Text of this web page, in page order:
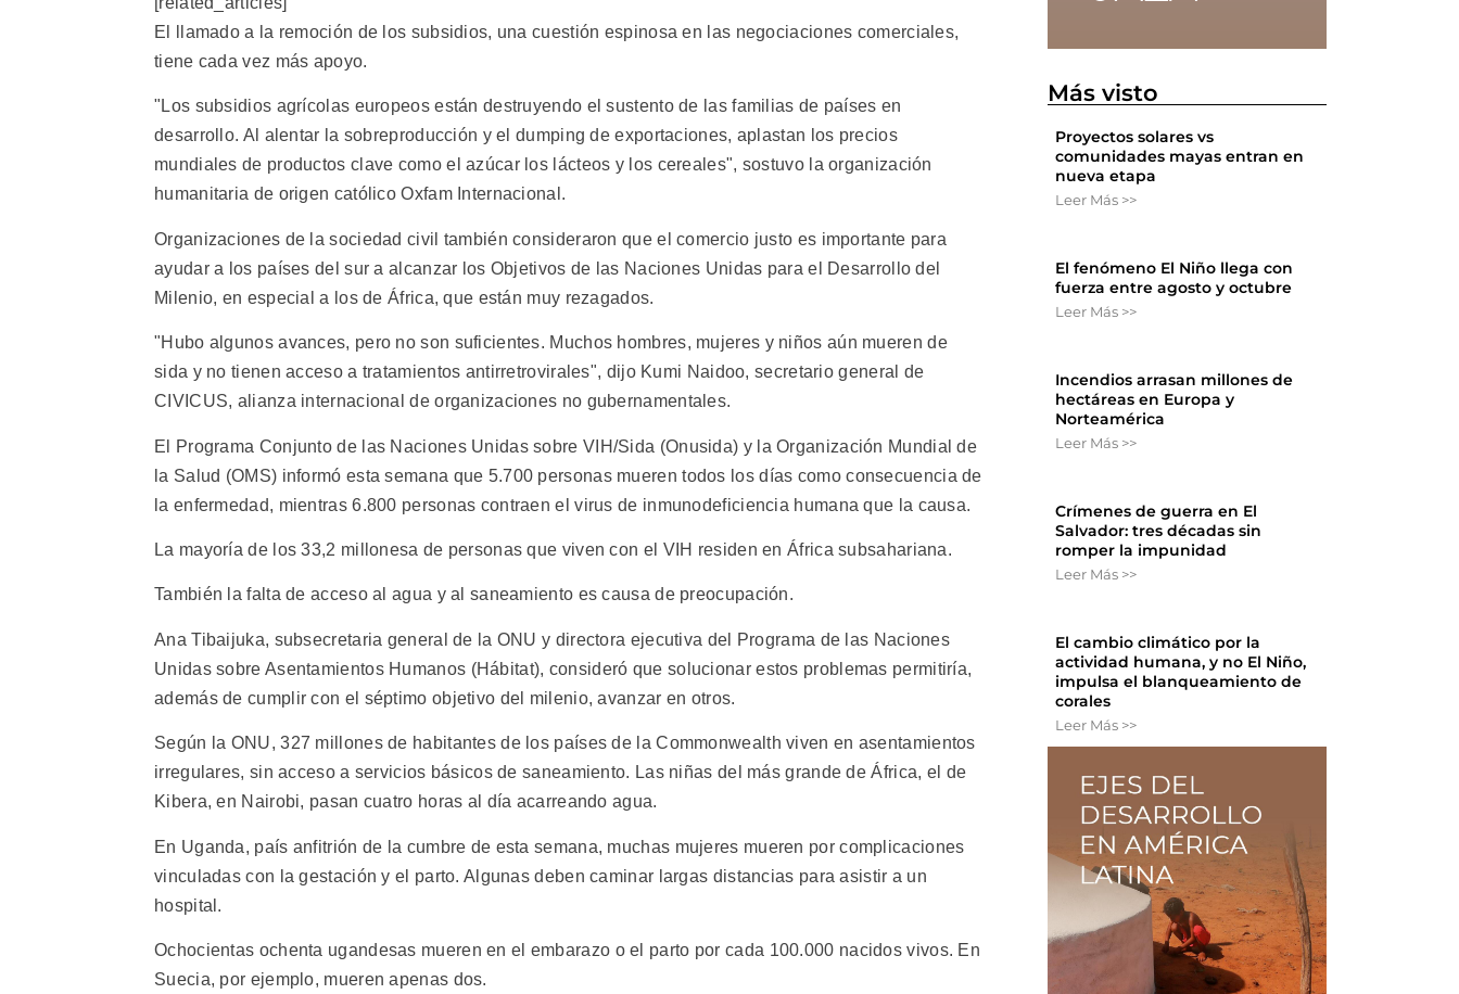
El llamado a la remoción de los subsidios, una cuestión espinosa en las negociaciones comerciales,
tiene cada vez más apoyo.
"Los subsidios agrícolas europeos están destruyendo el sustento de las familias de países en
desarrollo. Al alentar la sobreproducción y el dumping de exportaciones, aplastan los precios
mundiales de productos clave como el azúcar los lácteos y los cereales", sostuvo la organización
humanitaria de origen católico Oxfam Internacional.
Organizaciones de la sociedad civil también consideraron que el comercio justo es importante para
ayudar a los países del sur a alcanzar los Objetivos de las Naciones Unidas para el Desarrollo del
Milenio, en especial a los de África, que están muy rezagados.
"Hubo algunos avances, pero no son suficientes. Muchos hombres, mujeres y niños aún mueren de
sida y no tienen acceso a tratamientos antirretrovirales", dijo Kumi Naidoo, secretario general de
CIVICUS, alianza internacional de organizaciones no gubernamentales.
El Programa Conjunto de las Naciones Unidas sobre VIH/Sida (Onusida) y la Organización Mundial de
la Salud (OMS) informó esta semana que 5.700 personas mueren todos los días como consecuencia de
la enfermedad, mientras 6.800 personas contraen el virus de inmunodeficiencia humana que la causa.
La mayoría de los 33,2 millonesa de personas que viven con el VIH residen en África subsahariana.
También la falta de acceso al agua y al saneamiento es causa de preocupación.
Ana Tibaijuka, subsecretaria general de la ONU y directora ejecutiva del Programa de las Naciones
Unidas sobre Asentamientos Humanos (Hábitat), consideró que solucionar estos problemas permitiría,
además de cumplir con el séptimo objetivo del milenio, avanzar en otros.
Según la ONU, 327 millones de habitantes de los países de la Commonwealth viven en asentamientos
irregulares, sin acceso a servicios básicos de saneamiento. Las niñas del más grande de África, el de
Kibera, en Nairobi, pasan cuatro horas al día acarreando agua.
En Uganda, país anfitrión de la cumbre de esta semana, muchas mujeres mueren por complicaciones
vinculadas con la gestación y el parto. Algunas deben caminar largas distancias para asistir a un
hospital.
Ochocientas ochenta ugandesas mueren en el embarazo o el parto por cada 100.000 nacidos vivos. En
Suecia, por ejemplo, mueren apenas dos.
Más visto
Proyectos solares vs
comunidades mayas entran en
nueva etapa
Leer Más >>
El fenómeno El Niño llega con
fuerza entre agosto y octubre
Leer Más >>
Incendios arrasan millones de
hectáreas en Europa y
Norteamérica
Leer Más >>
Crímenes de guerra en El
Salvador: tres décadas sin
romper la impunidad
Leer Más >>
El cambio climático por la
actividad humana, y no El Niño,
impulsa el blanqueamiento de
corales
Leer Más >>